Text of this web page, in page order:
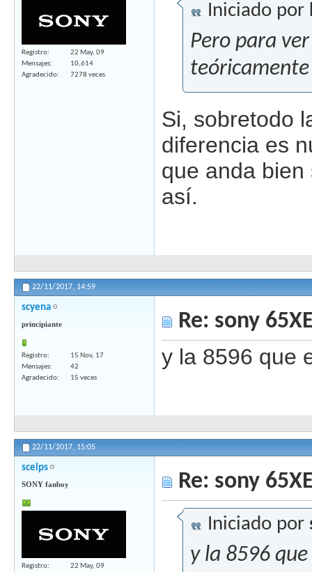
Registro
22 May, 09
Mensajes
10,614
Agradecido
7278 veces
Iniciado por
Pero para
Si, sobretodo
diferencia es
que anda
así.
22/11/2017, 14:59
scyena
principiante
Registro
15 Nov, 17
Mensajes
42
Agradecido
15 veces
Re: sony
y la 8596 que
22/11/2017, 15:05
sceips
SONY fanboy
Registro
22 May, 09
Re: sony
Iniciado por
y la 8596